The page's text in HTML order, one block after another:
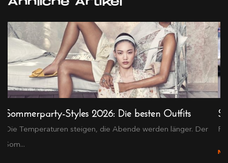
Sommerparty-Styles 2026: Die besten Outfits
Die Temperaturen steigen, die Abende werden länger. Der
Som...